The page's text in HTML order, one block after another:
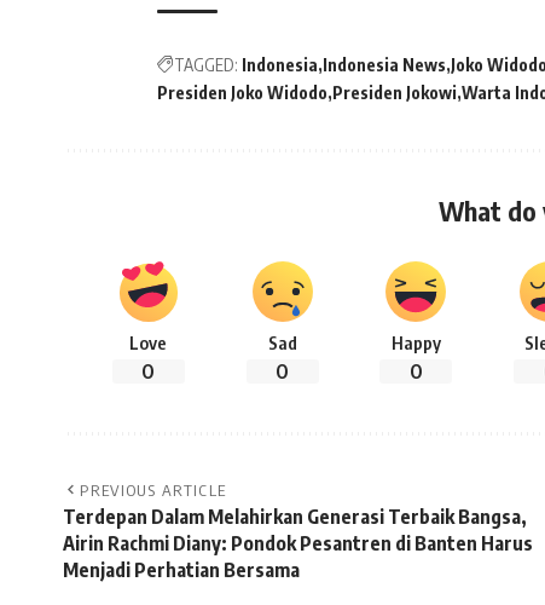
TAGGED: Indonesia Indonesia News Joko Widodo
Presiden Joko Widodo Presiden Jokowi Warta
What do
Love
0
Sad
0
Happy
0
PREVIOUS ARTICLE
Terdepan Dalam Melahirkan Generasi Terbaik Bangsa,
Airin Rachmi Diany: Pondok Pesantren di Banten Harus
Menjadi Perhatian Bersama